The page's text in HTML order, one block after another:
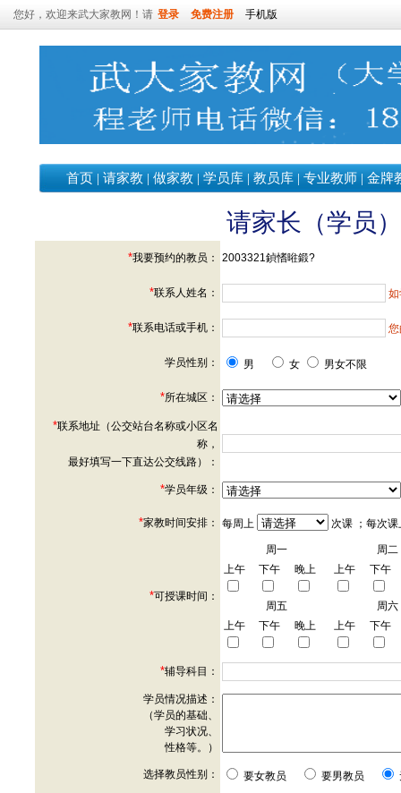
您好，欢迎来武大家教网！请 登录 免费注册 手机版
首页 | 请家教 | 做家教 | 学员库 | 教员库 | 专业教师 | 金牌
请家长（学员
*我要预约的教员： 2003321鍞愭暀鍛?
*联系人姓名：
*联系电话或手机：
学员性别： 男 女 男女不限
*所在城区：
*联系地址（公交站台名称或小区名
称，
最好填写一下直达公交线路）：
*学员年级：
*家教时间安排： 每周上 次课 ；每次
*可授课时间：
周一
周二
上午
下午 晚上 上午 下午
周五
周六
上午
下午 晚上 上午 下午
*辅导科目：
学员情况描述：
（学员的基础、
学习状况、
性格等。）
选择教员性别： 要女教员 要男教员